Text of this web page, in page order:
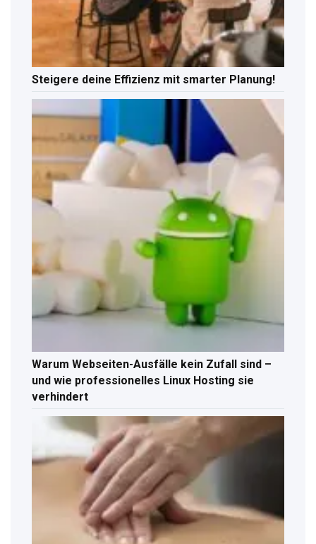
Steigere deine Effizienz mit smarter Planung!
Warum Webseiten-Ausfälle kein Zufall sind –
und wie professionelles Linux Hosting sie
verhindert